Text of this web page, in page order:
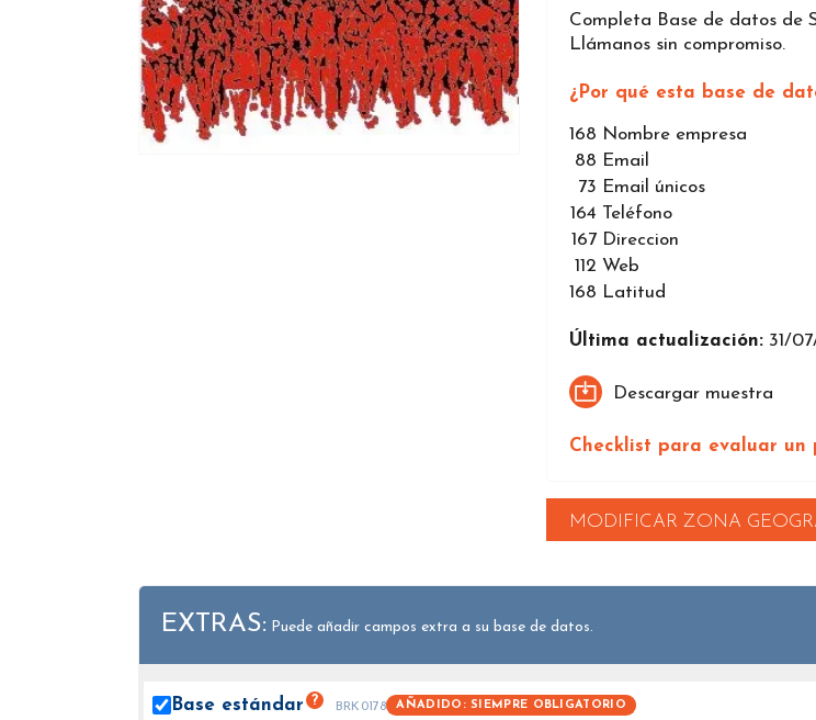
Completa Base de datos
Llámanos sin compromiso.
¿Por qué esta base de
168 Nombre empresa
88 Email
73 Email únicos
164 Teléfono
167 Direccion
112 Web
168 Latitud
Última actualización: 31/
Descargar muestra
Checklist para evaluar un
MODIFICAR ZONA
EXTRAS: Puede añadir campos extra a su base de datos.
Base estándar ? BRK0178 AÑADIDO: SIEMPRE OBLIGATORIO